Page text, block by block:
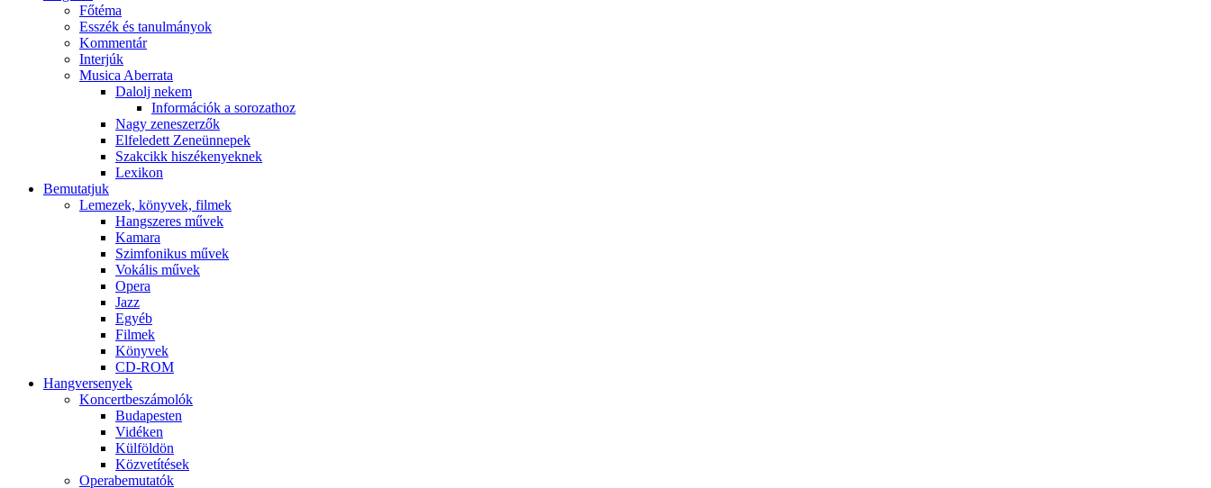
Főtéma
Esszék és tanulmányok
Kommentár
Interjúk
Musica Aberrata
Dalolj nekem
Információk a sorozathoz
Nagy zeneszerzők
Elfeledett Zeneünnepek
Szakcikk hiszékenyeknek
Lexikon
Bemutatjuk
Lemezek, könyvek, filmek
Hangszeres művek
Kamara
Szimfonikus művek
Vokális művek
Opera
Jazz
Egyéb
Filmek
Könyvek
CD-ROM
Hangversenyek
Koncertbeszámolók
Budapesten
Vidéken
Külföldön
Közvetítések
Operabemutatók